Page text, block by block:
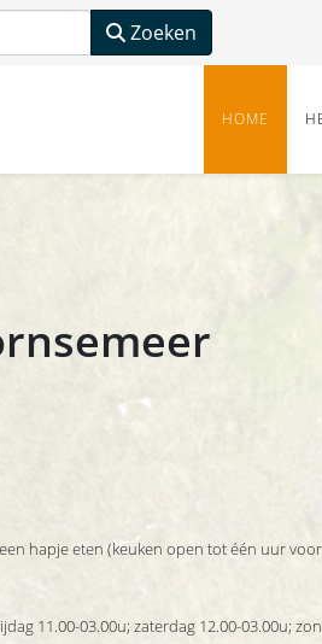
Zoeken
HOME
hapje eten (keuken open tot één uur
11.00-03.00u; zaterdag 12.00-03.00u;